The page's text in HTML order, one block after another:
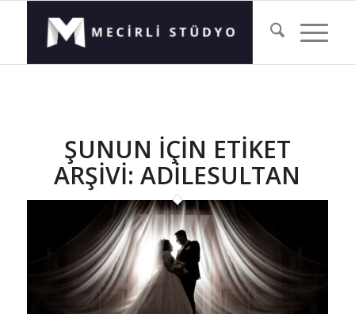
ŞUNUN IÇIN ETIKET
ARŞIVI:ADILESULTAN